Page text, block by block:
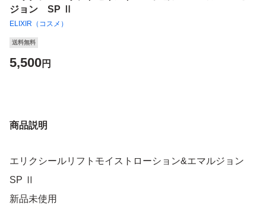
ジョン SP Ⅱ
ELIXIR（コスメ）
送料無料
5,500円
商品説明
エリクシールリフトモイストローション&エマルジョン
SP Ⅱ
新品未使用